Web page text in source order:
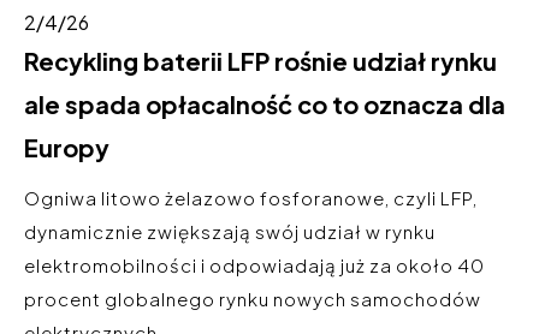
2/4/26
Recykling baterii LFP rośnie udział rynku
ale spada opłacalność co to oznacza dla
Europy
Ogniwa litowo żelazowo fosforanowe, czyli LFP,
dynamicznie zwiększają swój udział w rynku
elektromobilności i odpowiadają już za około 40
procent globalnego rynku nowych samochodów